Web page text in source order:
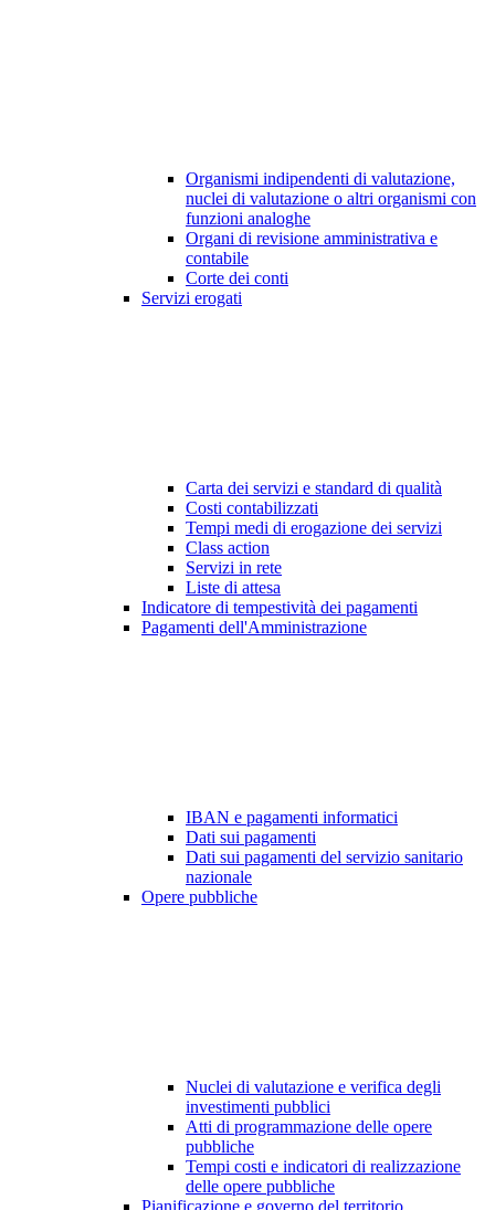
Organismi indipendenti di valutazione,
nuclei di valutazione o altri organismi con
funzioni analoghe
Organi di revisione amministrativa e
contabile
Corte dei conti
Servizi erogati
Carta dei servizi e standard di qualità
Costi contabilizzati
Tempi medi di erogazione dei servizi
Class action
Servizi in rete
Liste di attesa
Indicatore di tempestività dei pagamenti
Pagamenti dell'Amministrazione
IBAN e pagamenti informatici
Dati sui pagamenti
Dati sui pagamenti del servizio sanitario
nazionale
Opere pubbliche
Nuclei di valutazione e verifica degli
investimenti pubblici
Atti di programmazione delle opere
pubbliche
Tempi costi e indicatori di realizzazione
delle opere pubbliche